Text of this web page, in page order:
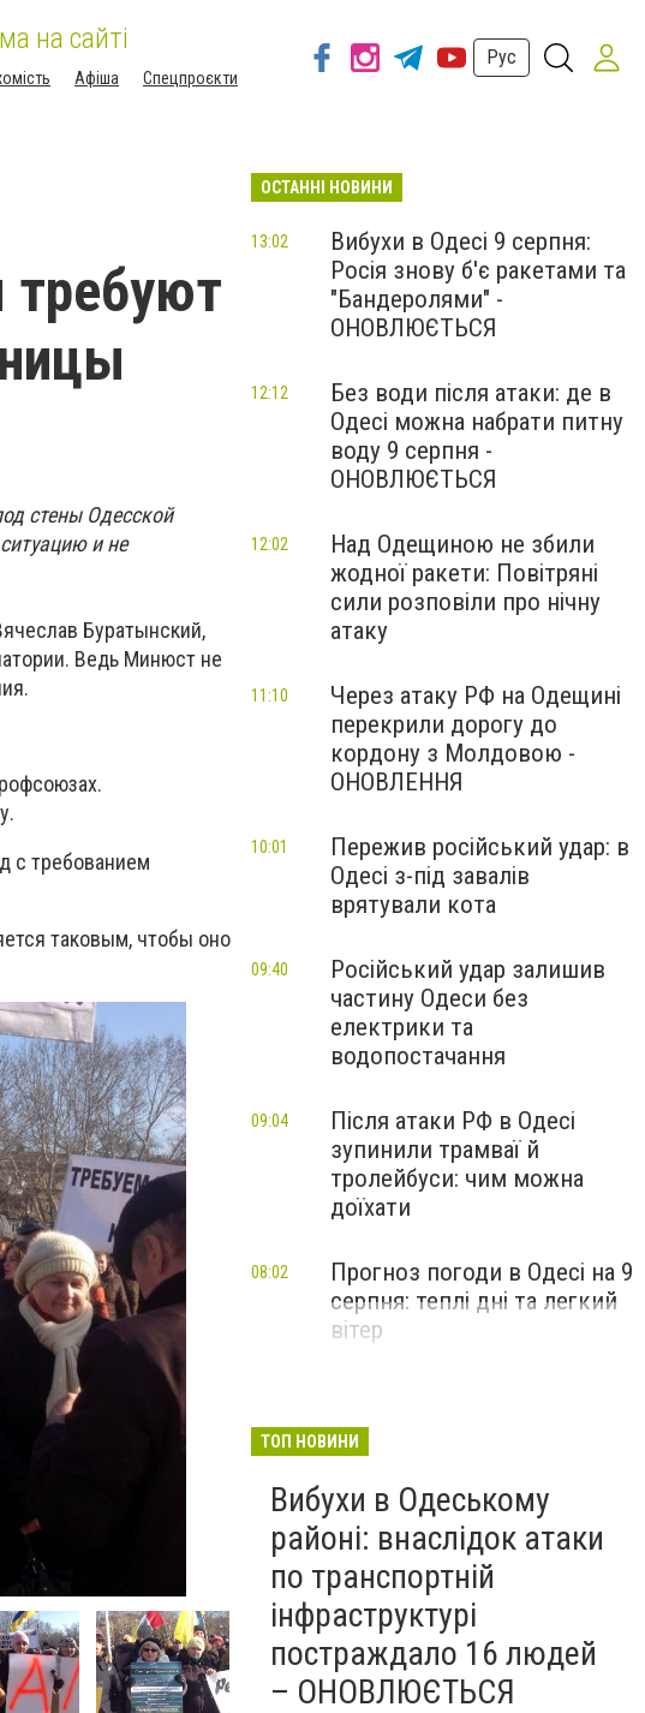
на сайті
Афіша Спецпроєкти
Рус
требуют
стены Одесской
и не
Буратынский,
Ведь Минюст не
с требованием
таковым, чтобы оно
ОСТАННІ НОВИНИ
Вибухи в Одесі 9 серпня:
Росія знову б'є ракетами та
"Бандеролями" -
ОНОВЛЮЄТЬСЯ
13:02
Без води після атаки: де в
Одесі можна набрати питну
воду 9 серпня -
ОНОВЛЮЄТЬСЯ
12:12
Над Одещиною не збили
жодної ракети: Повітряні
сили розповіли про нічну
атаку
12:02
Через атаку РФ на Одещині
перекрили дорогу до
кордону з Молдовою -
ОНОВЛЕННЯ
11:10
Пережив російський удар: в
Одесі з-під завалів
врятували кота
10:01
Російський удар залишив
частину Одеси без
електрики та
водопостачання
09:40
Після атаки РФ в Одесі
зупинили трамваї й
тролейбуси: чим можна
доїхати
09:04
Прогноз погоди в Одесі на 9
серпня: теплі дні та легкий
вітер
08:02
ТОП НОВИНИ
Вибухи в Одеському
районі: внаслідок атаки
по транспортній
інфраструктурі
постраждало 16 людей
– ОНОВЛЮЄТЬСЯ